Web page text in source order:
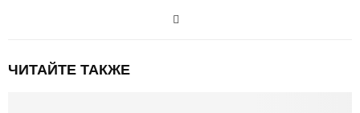
ЧИТАЙТЕ ТАКЖЕ